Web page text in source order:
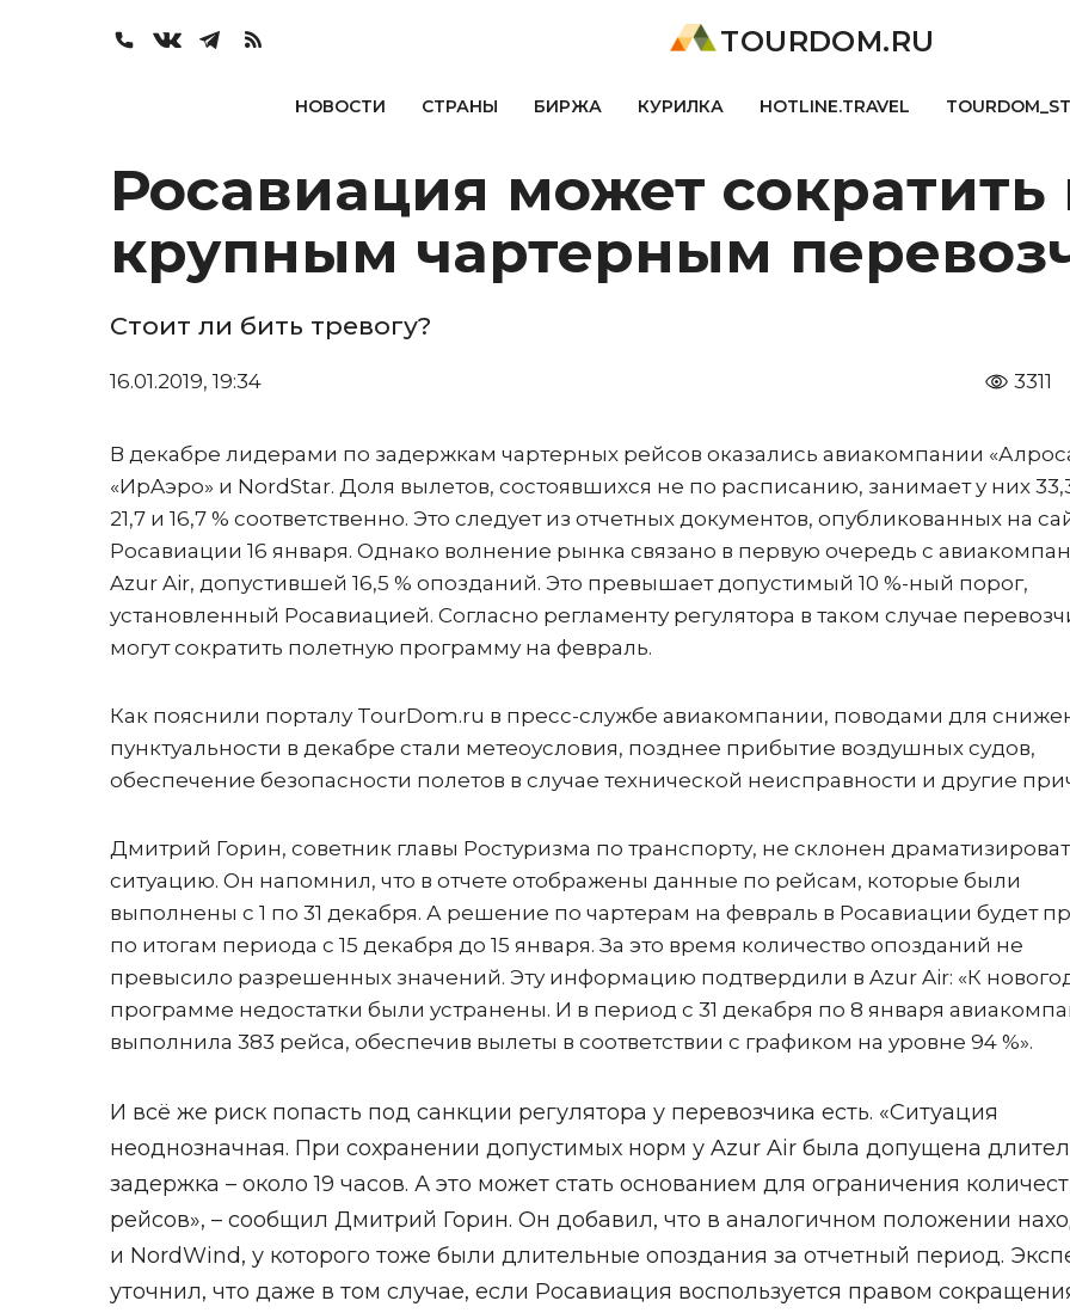
TOURDOM.RU
НОВОСТИ СТРАНЫ БИРЖА КУРИЛКА HOTLINE.TRAVEL
Росавиация может
крупным чартерным
Стоит ли бить тревогу?
16.01.2019, 19:34 3311
В декабре лидерами по задержкам чартерных рейсов оказались авиакомпании
«ИрAэро» и NordStar. Доля вылетов, состоявшихся не по расписанию, занимает у них
21,7 и 16,7 % соответственно. Это следует из отчетных документов, опубликованных на
Росавиации 16 января. Однако волнение рынка связано в первую очередь с
Azur Air, допустившей 16,5 % опозданий. Это превышает допустимый 10 %-ный порог,
установленный Росавиацией. Согласно регламенту регулятора в таком случае
могут сократить полетную программу на февраль.
Как пояснили порталу TourDom.ru в пресс-службе авиакомпании, поводами для
пунктуальности в декабре стали метеоусловия, позднее прибытие воздушных судов,
обеспечение безопасности полетов в случае технической неисправности и другие
Дмитрий Горин, советник главы Ростуризма по транспорту, не склонен
ситуацию. Он напомнил, что в отчете отображены данные по рейсам, которые были
выполнены с 1 по 31 декабря. А решение по чартерам на февраль в Росавиации будет
по итогам периода с 15 декабря до 15 января. За это время количество опозданий не
превысило разрешенных значений. Эту информацию подтвердили в Azur Air: «К
программе недостатки были устранены. И в период с 31 декабря по 8 января
выполнила 383 рейса, обеспечив вылеты в соответствии с графиком на уровне 94 %».
И всё же риск попасть под санкции регулятора у перевозчика есть. «Ситуация
неоднозначная. При сохранении допустимых норм у Azur Air была допущена
задержка – около 19 часов. А это может стать основанием для ограничения
рейсов», – сообщил Дмитрий Горин. Он добавил, что в аналогичном положении
и NordWind, у которого тоже были длительные опоздания за отчетный период.
уточнил, что даже в том случае, если Росавиация воспользуется правом